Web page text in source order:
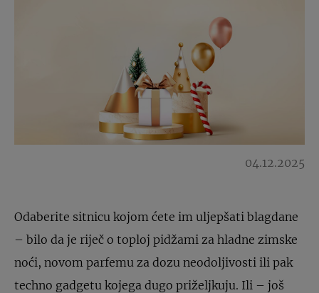
04.12.2025
Odaberite sitnicu kojom ćete im uljepšati blagdane
– bilo da je riječ o toploj pidžami za hladne zimske
noći, novom parfemu za dozu neodoljivosti ili pak
techno gadgetu kojega dugo priželjkuju. Ili – još